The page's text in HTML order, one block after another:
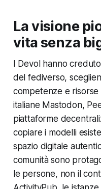
La visione
vita senza
I Devol hanno
del fediverso,
competenze e
italiane Mastodon,
piattaforme
copiare i modelli
spazio digitale
comunità sono
le persone, non il